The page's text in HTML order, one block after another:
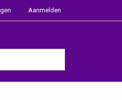
Aanmelden